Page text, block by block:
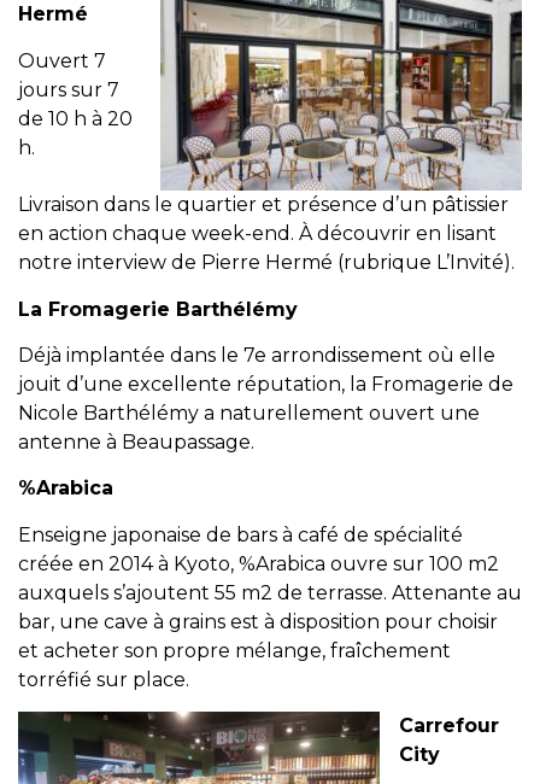
Hermé
Ouvert 7
jours sur 7
de 10 h à 20
h.
Livraison dans le quartier et présence d’un pâtissier
en action chaque week-end. À découvrir en lisant
notre interview de Pierre Hermé (rubrique L’Invité).
La Fromagerie Barthélémy
Déjà implantée dans le 7e arrondissement où elle
jouit d’une excellente réputation, la Fromagerie de
Nicole Barthélémy a naturellement ouvert une
antenne à Beaupassage.
%Arabica
Enseigne japonaise de bars à café de spécialité
créée en 2014 à Kyoto, %Arabica ouvre sur 100 m2
auxquels s’ajoutent 55 m2 de terrasse. Attenante au
bar, une cave à grains est à disposition pour choisir
et acheter son propre mélange, fraîchement
torréfié sur place.
Carrefour
City